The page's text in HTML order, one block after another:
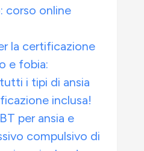
corso online
la certificazione
e fobia:
i tipi di ansia
inclusa!
per ansia e
compulsivo di